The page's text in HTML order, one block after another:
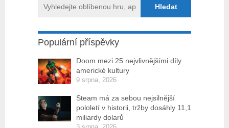
Populární příspěvky
Doom mezi 25 nejvlivnějšími díly
americké kultury
9 srpna, 2026
Steam má za sebou nejsilnější
pololetí v historii, tržby dosáhly 11,1
miliardy dolarů